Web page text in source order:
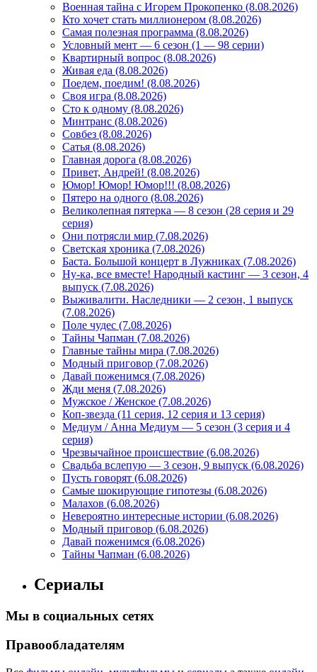
Военная тайна с Игорем Прокопенко (8.08.2026)
Кто хочет стать миллионером (8.08.2026)
Самая полезная программа (8.08.2026)
Условный мент — 6 сезон (1 — 98 серии)
Квартирный вопрос (8.08.2026)
Живая еда (8.08.2026)
Поедем, поедим! (8.08.2026)
Своя игра (8.08.2026)
Сто к одному (8.08.2026)
Минтранс (8.08.2026)
Совбез (8.08.2026)
Сатья (8.08.2026)
Главная дорога (8.08.2026)
Привет, Андрей! (8.08.2026)
Юмор! Юмор! Юмор!!! (8.08.2026)
Пятеро на одного (8.08.2026)
Великолепная пятерка — 8 сезон (28 серия и 29
серия)
Они потрясли мир (7.08.2026)
Светская хроника (7.08.2026)
Баста. Большой концерт в Лужниках (7.08.2026)
Ну-ка, все вместе! Народный кастинг — 3 сезон, 4
выпуск (7.08.2026)
Выживалити. Наследники — 2 сезон, 1 выпуск
(7.08.2026)
Поле чудес (7.08.2026)
Тайны Чапман (7.08.2026)
Главные тайны мира (7.08.2026)
Модный приговор (7.08.2026)
Давай поженимся (7.08.2026)
Жди меня (7.08.2026)
Мужское / Женское (7.08.2026)
Коп-звезда (11 серия, 12 серия и 13 серия)
Медиум / Анна Медиум — 5 сезон (3 серия и 4
серия)
Чрезвычайное происшествие (6.08.2026)
Свадьба вслепую — 3 сезон, 9 выпуск (6.08.2026)
Пусть говорят (6.08.2026)
Самые шокирующие гипотезы (6.08.2026)
Малахов (6.08.2026)
Невероятно интересные истории (6.08.2026)
Модный приговор (6.08.2026)
Давай поженимся (6.08.2026)
Тайны Чапман (6.08.2026)
Сериалы
Мы в социальных сетях
Правообладателям